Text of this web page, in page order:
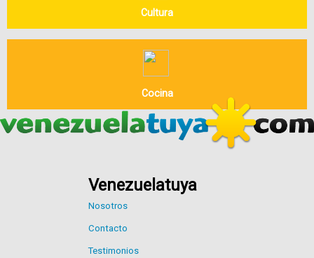
Cultura
Cocina
Venezuelatuya
Nosotros
Contacto
Testimonios